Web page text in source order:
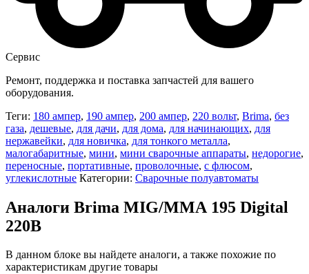
Сервис
Ремонт, поддержка и поставка запчастей для вашего
оборудования.
Теги: 180 ампер, 190 ампер, 200 ампер, 220 вольт, Brima, без
газа, дешевые, для дачи, для дома, для начинающих, для
нержавейки, для новичка, для тонкого металла,
малогабаритные, мини, мини сварочные аппараты, недорогие,
переносные, портативные, проволочные, с флюсом,
углекислотные Категории: Сварочные полуавтоматы
Аналоги Brima MIG/ММА 195 Digital
220В
В данном блоке вы найдете аналоги, а также похожие по
характеристикам другие товары